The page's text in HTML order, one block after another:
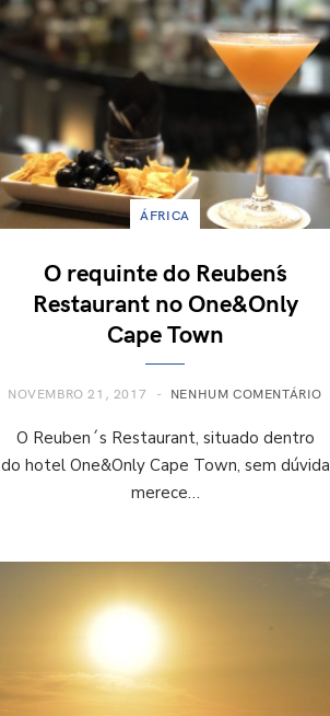
ÁFRICA
O requinte do Reuben´s
Restaurant no One&Only
Cape Town
NOVEMBRO 21, 2017 NENHUM COMENTÁRIO
O Reuben´s Restaurant, situado dentro
do hotel One&Only Cape Town, sem dúvida
merece…